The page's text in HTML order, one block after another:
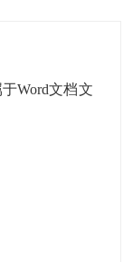
Word文档文